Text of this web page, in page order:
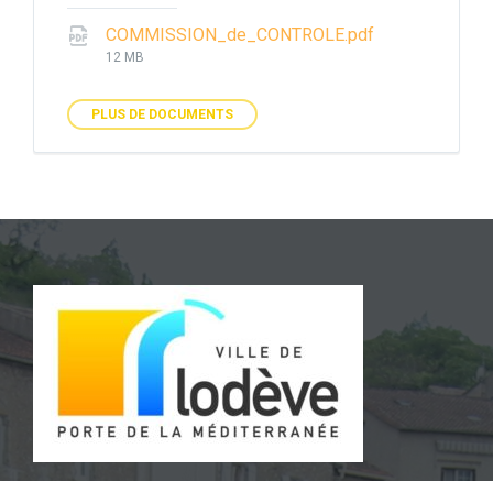
COMMISSION_de_CONTROLE.pdf
12 MB
PLUS DE DOCUMENTS